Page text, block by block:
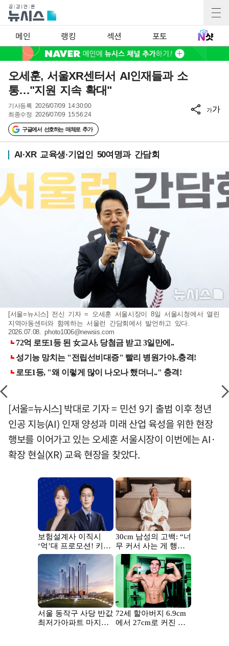
메인 랭킹 섹션 포토
오세훈, 서울XR센터서 AI인재들과 소
통…"지원 지속 확대"
기사등록 2026/07/09 14:30:00
최종수정 2026/07/09 15:56:24
구글에서 선호하는 매체로 추가
가가
AI·XR 교육생·기업인 50여명과 간담회
[서울=뉴시스] 전신 기자 = 오세훈 서울시장이 8일 서울시청에서 열린
지역아동센터와 함께하는 서울런 간담회에서 발언하고 있다.
2026.07.08.photo1006@newsis.com
[서울=뉴시스] 박대로 기자 = 민선 9기 출범 이후 청년
인공 지능(AI) 인재 양성과 미래 산업 육성을 위한 현장
행보를 이어가고 있는 오세훈 서울시장이 이번에는 AI·
확장 현실(XR) 교육 현장을 찾았다.